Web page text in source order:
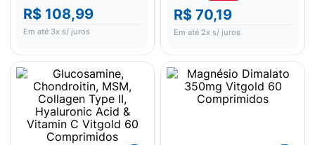
R$ 108,99
Em até 3x s/ juros
R$ 70,19
Em até 2x s/ juros